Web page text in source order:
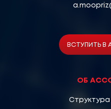
ВСТУПИТЬ
ОБ
Структура